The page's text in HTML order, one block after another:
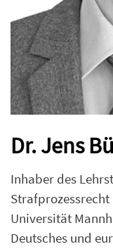
Dr. Jens
Inhaber des
Universität
Deutsches und